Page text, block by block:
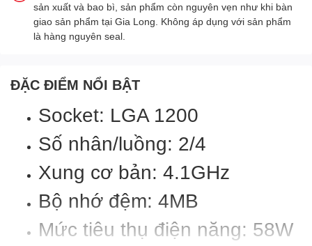
sản xuất và bao bì, sản phẩm còn nguyên vẹn như khi bàn
giao sản phẩm tại Gia Long. Không áp dụng với sản phẩm
là hàng nguyên seal.
ĐẶC ĐIỂM NỔI BẬT
Socket: LGA 1200
Số nhân/luồng: 2/4
Xung cơ bản: 4.1GHz
Bộ nhớ đệm: 4MB
Mức tiêu thụ điện năng: 58W